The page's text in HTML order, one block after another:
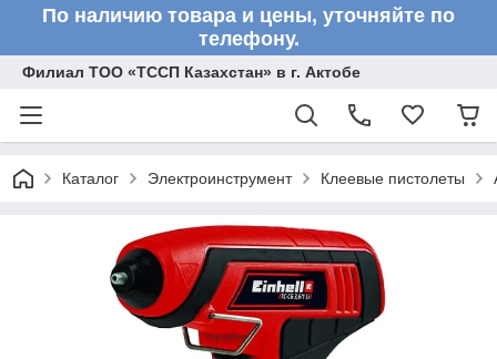
По наличию товара и цены, уточняйте по
телефону.
Филиал ТОО «ТССП Казахстан» в г. Актобе
Каталог Электроинструмент Клеевые пистолеты